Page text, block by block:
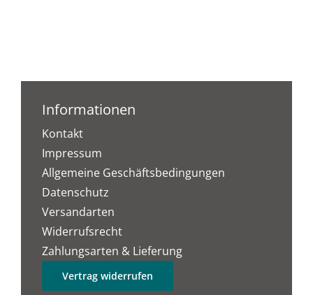
Informationen
Kontakt
Impressum
Allgemeine Geschäftsbedingungen
Datenschutz
Versandarten
Widerrufsrecht
Zahlungsarten & Lieferung
Vertrag widerrufen